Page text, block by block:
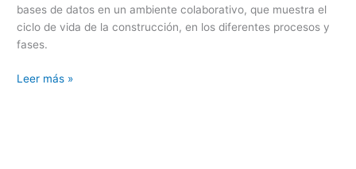
bases de datos en un ambiente colaborativo, que muestra el
ciclo de vida de la construcción, en los diferentes procesos y
fases.
Leer más »